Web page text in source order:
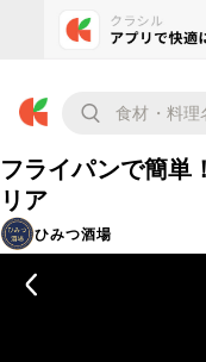
フライパンで簡単
リア
ひみつ酒場